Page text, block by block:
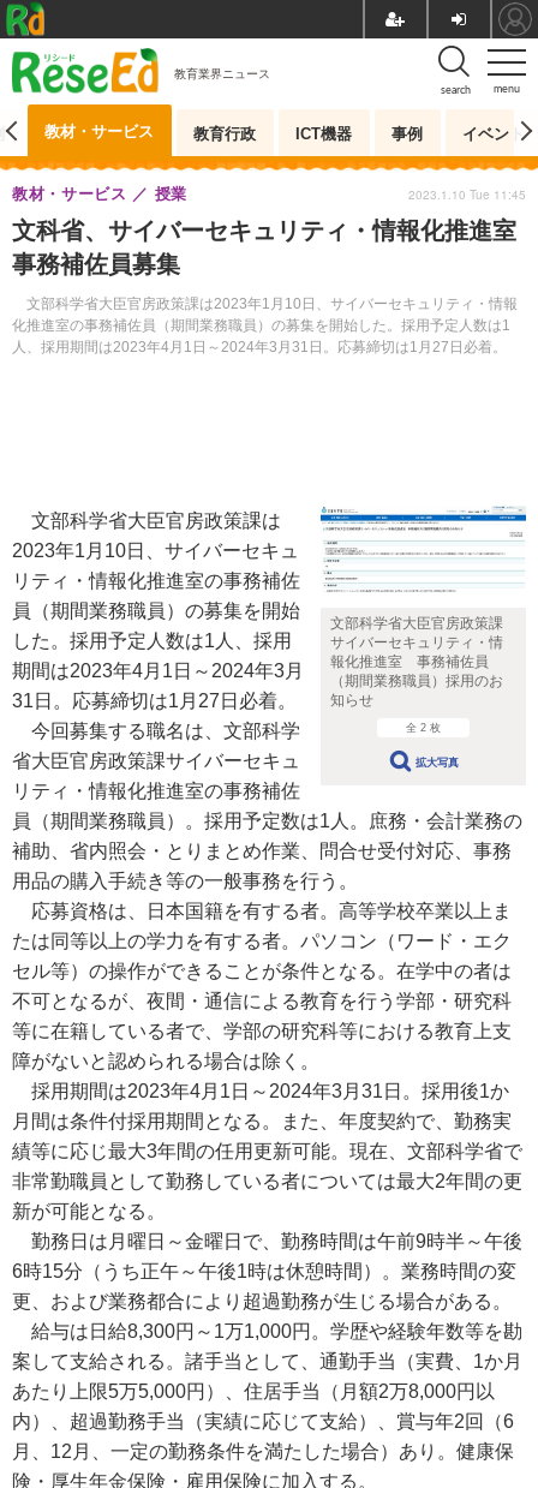
menu
search
教育業界ニュース
教材・サービス 教育行政 ICT機器 事例 イベント
文科省、サイバーセキュリティ・情報化推進室
事務補佐員募集
文部科学省大臣官房政策課は2023年1月10日、サイバーセキュリティ・情報
化推進室の事務補佐員（期間業務職員）の募集を開始した。採用予定人数は1
人、採用期間は2023年4月1日～2024年3月31日。応募締切は1月27日必着。
教材・サービス 授業 2023.1.10 Tue 11:45
文部科学省大臣官房政策課
サイバーセキュリティ・情
報化推進室 事務補佐員
（期間業務職員）採用のお
知らせ
全 2 枚
拡大写真
文部科学省大臣官房政策課は
2023年1月10日、サイバーセキュ
リティ・情報化推進室の事務補佐
員（期間業務職員）の募集を開始
した。採用予定人数は1人、採用
期間は2023年4月1日～2024年3月
31日。応募締切は1月27日必着。
今回募集する職名は、文部科学
省大臣官房政策課サイバーセキュ
リティ・情報化推進室の事務補佐
員（期間業務職員）。採用予定数は1人。庶務・会計業務の
補助、省内照会・とりまとめ作業、問合せ受付対応、事務
用品の購入手続き等の一般事務を行う。
応募資格は、日本国籍を有する者。高等学校卒業以上ま
たは同等以上の学力を有する者。パソコン（ワード・エク
セル等）の操作ができることが条件となる。在学中の者は
不可となるが、夜間・通信による教育を行う学部・研究科
等に在籍している者で、学部の研究科等における教育上支
障がないと認められる場合は除く。
採用期間は2023年4月1日～2024年3月31日。採用後1か
月間は条件付採用期間となる。また、年度契約で、勤務実
績等に応じ最大3年間の任用更新可能。現在、文部科学省で
非常勤職員として勤務している者については最大2年間の更
新が可能となる。
勤務日は月曜日～金曜日で、勤務時間は午前9時半～午後
6時15分（うち正午～午後1時は休憩時間）。業務時間の変
更、および業務都合により超過勤務が生じる場合がある。
給与は日給8,300円～1万1,000円。学歴や経験年数等を勘
案して支給される。諸手当として、通勤手当（実費、1か月
あたり上限5万5,000円）、住居手当（月額2万8,000円以
内）、超過勤務手当（実績に応じて支給）、賞与年2回（6
月、12月、一定の勤務条件を満たした場合）あり。健康保
険・厚生年金保険・雇用保険に加入する。